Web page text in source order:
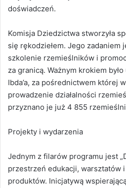
doświadczeń.
Komisja Dziedzictwa stworzyła
się rękodziełem. Jego
szkolenie rzemieślników i
za granicą. Ważnym krokiem
Ibda’a, za pośrednictwem której
prowadzenie działalności
przyznano je już 4 855
Projekty i wydarzenia
Jednym z filarów programu jest
przestrzeń edukacji, warsztatów
produktów. Inicjatywą